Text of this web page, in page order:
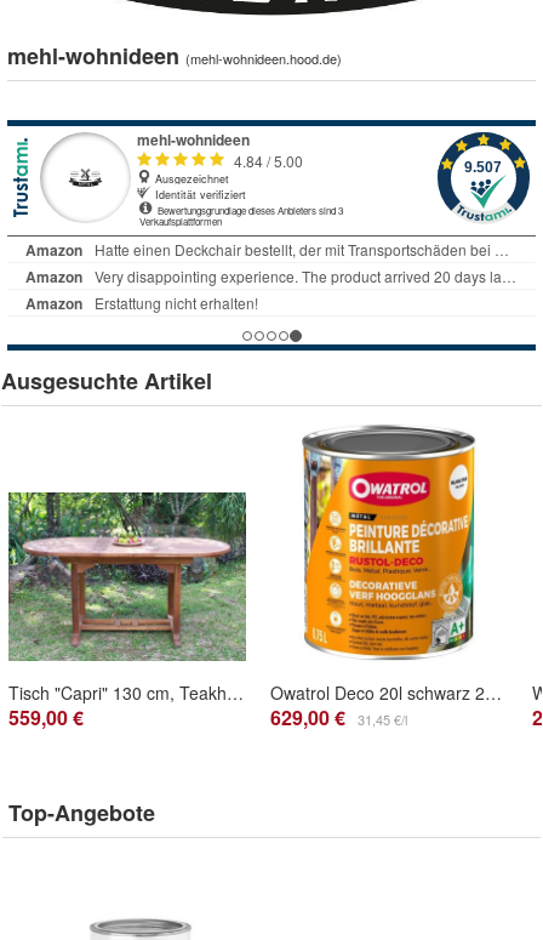
mehl-wohnideen (mehl-wohnideen.hood.de)
Ausgesuchte Artikel
Tisch "Capri" 130 cm, Teakholz
559,00 €
Owatrol Deco 20l schwarz 28,95€/ l Farbe Anstrich Stein Kunststoff Pflege
629,00 € 31,45 €/l
Top-Angebote